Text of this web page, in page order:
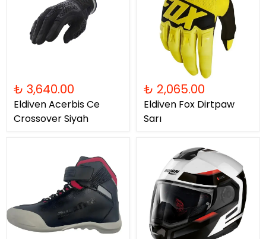
₺ 3,640.00
Eldiven Acerbis Ce
Crossover Siyah
₺ 2,065.00
Eldiven Fox Dirtpaw
Sarı